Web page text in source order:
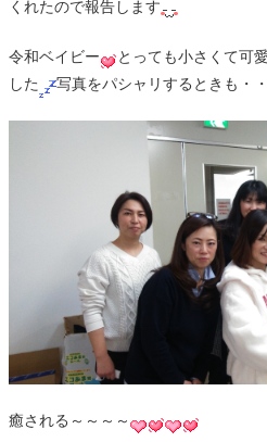
くれたので報告します
令和ベイビー とっても小さくて可
した
写真をパシャリするときも・・
癒される～～～～